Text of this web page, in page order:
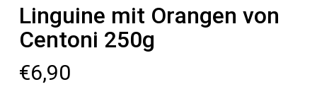
Linguine mit Orangen von
Centoni 250g
€6,90